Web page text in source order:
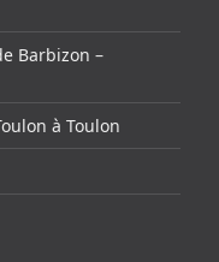
Barbizon –
à Toulon